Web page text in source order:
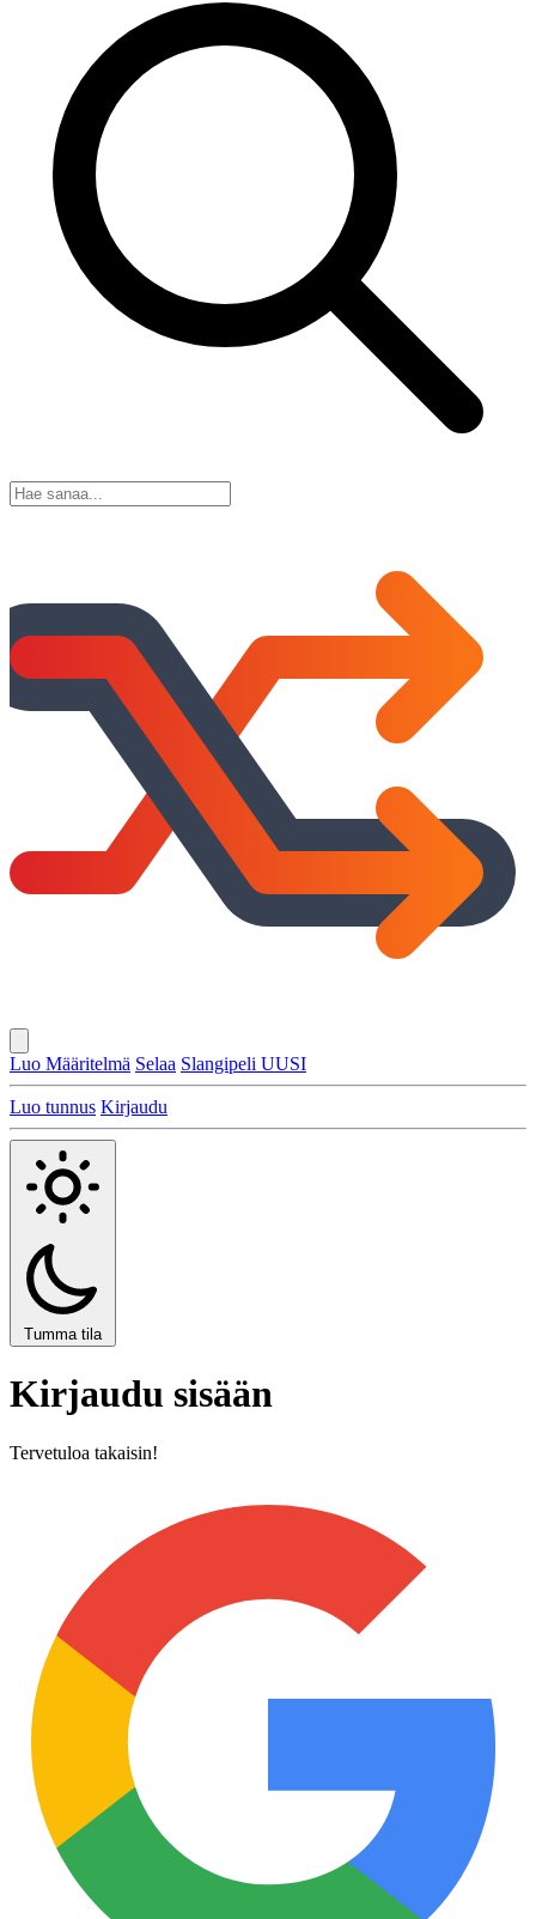
Luo Määritelmä Selaa Slangipeli UUSI
Luo tunnus Kirjaudu
Tumma tila
Kirjaudu sisään
Tervetuloa takaisin!